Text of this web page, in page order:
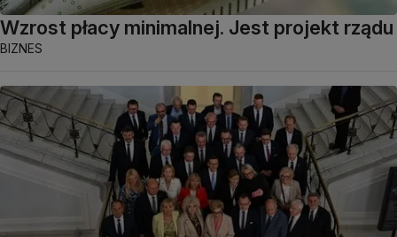
Wzrost płacy minimalnej. Jest projekt rządu
BIZNES